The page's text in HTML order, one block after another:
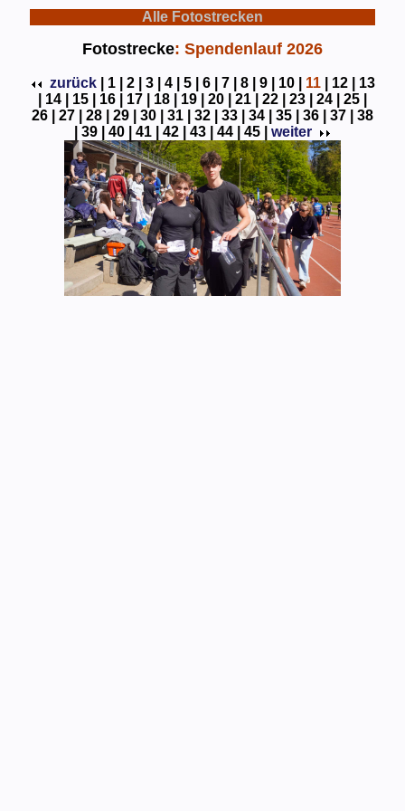
Alle Fotostrecken
Fotostrecke: Spendenlauf 2026
zurück 1 | 2 | 3 | 4 | 5 | 6 | 7 | 8 | 9 | 10 | 11| 12 |
13
14 | 15 | 16 | 17 | 18 | 19 | 20 | 21 | 22 | 23 | 24 |
25 |
26 |
27 | 28 | 29 | 30 | 31 | 32 | 33 | 34 | 35 | 36 | 37 |
38
39 | 40 | 41 | 42 | 43 | 44 | 45 | weiter